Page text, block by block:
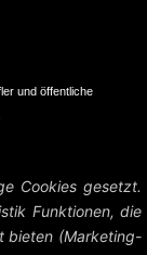
und öffentliche
Cookies gesetzt.
Funktionen, die
bieten (Marketing-